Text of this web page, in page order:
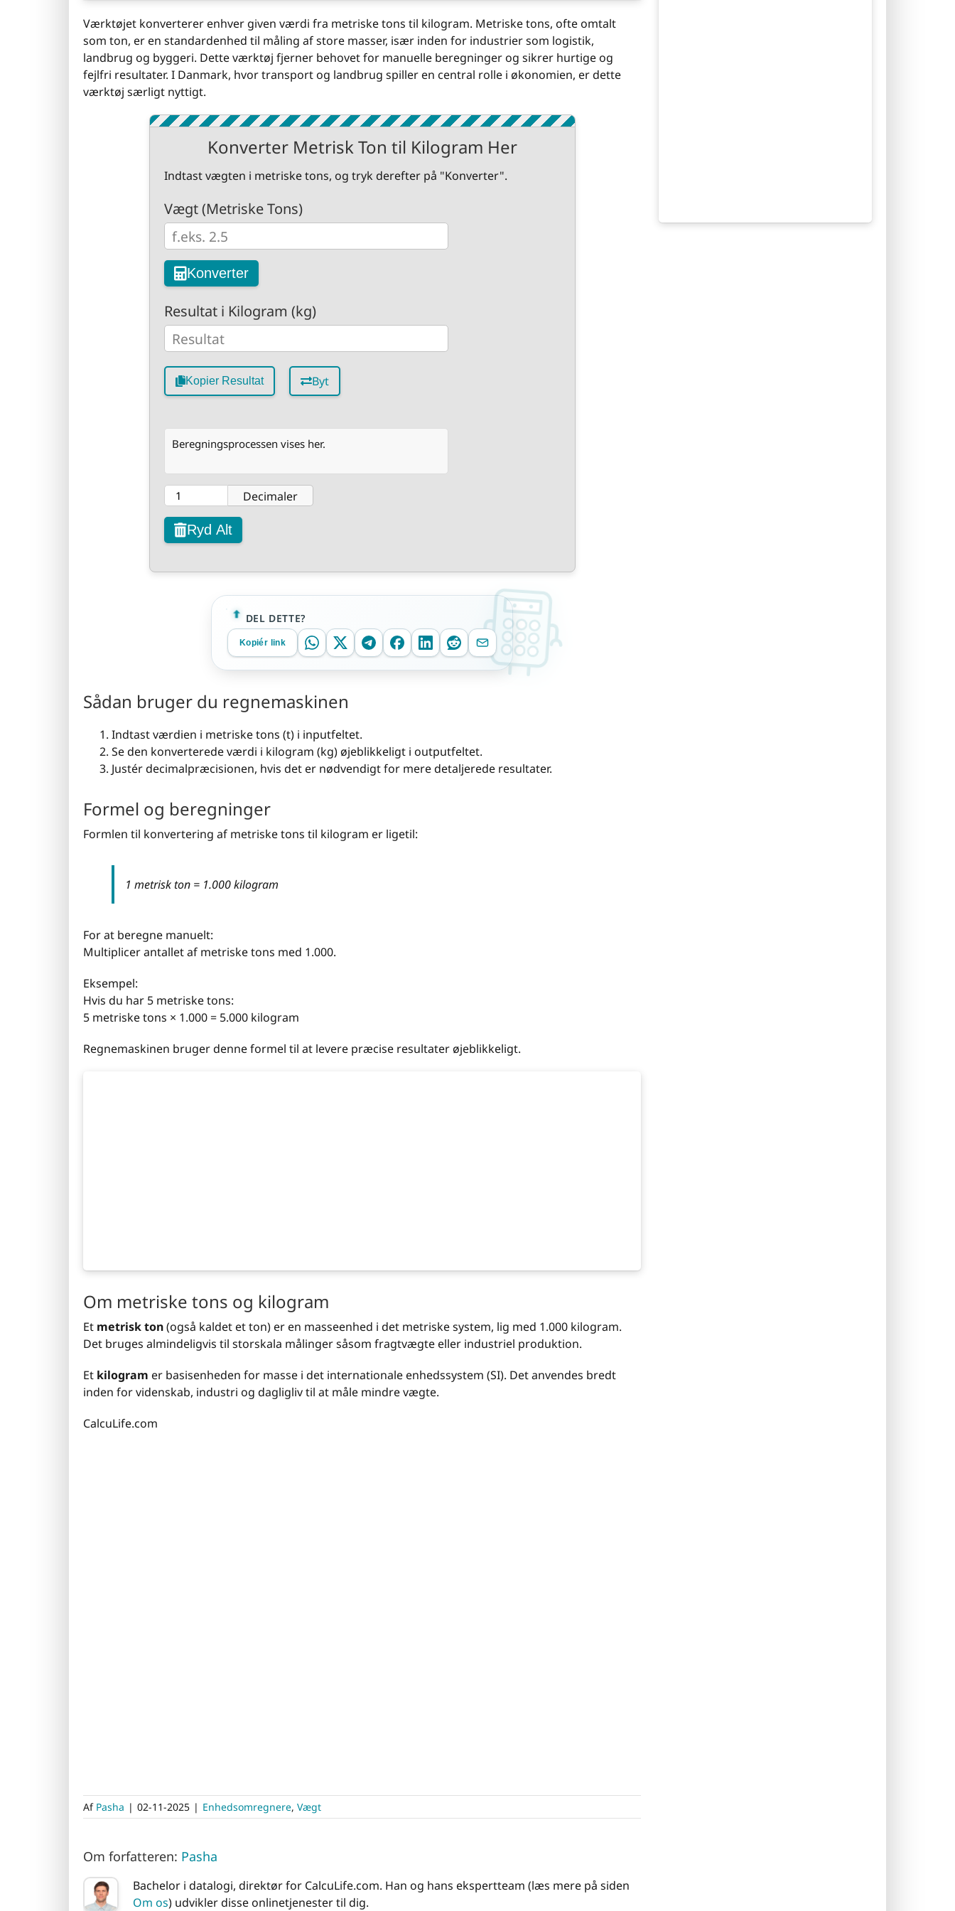
Værktøjet konverterer enhver given værdi fra metriske tons til kilogram. Metriske tons, ofte omtalt
som ton, er en standardenhed til måling af store masser, især inden for industrier som logistik,
landbrug og byggeri. Dette værktøj fjerner behovet for manuelle beregninger og sikrer hurtige og
fejlfri resultater. I Danmark, hvor transport og landbrug spiller en central rolle i økonomien, er dette
værktøj særligt nyttigt.
Konverter Metrisk Ton til Kilogram Her
Indtast vægten i metriske tons, og tryk derefter på "Konverter".
Vægt (Metriske Tons)
Konverter
Resultat i Kilogram (kg)
Kopier Resultat Byt
Beregningsprocessen vises her.
Decimaler
Ryd Alt
DEL DETTE?
Kopiér link
Sådan bruger du regnemaskinen
Indtast værdien i metriske tons (t) i inputfeltet.
Se den konverterede værdi i kilogram (kg) øjeblikkeligt i outputfeltet.
Justér decimalpræcisionen, hvis det er nødvendigt for mere detaljerede resultater.
Formel og beregninger
Formlen til konvertering af metriske tons til kilogram er ligetil:
1 metrisk ton = 1.000 kilogram
For at beregne manuelt:
Multiplicer antallet af metriske tons med 1.000.
Eksempel:
Hvis du har 5 metriske tons:
5 metriske tons × 1.000 = 5.000 kilogram
Regnemaskinen bruger denne formel til at levere præcise resultater øjeblikkeligt.
Om metriske tons og kilogram
Et metrisk ton(også kaldet et ton) er en masseenhed i det metriske system, lig med 1.000 kilogram.
Det bruges almindeligvis til storskala målinger såsom fragtvægte eller industriel produktion.
Et kilogram er basisenheden for masse i det internationale enhedssystem (SI). Det anvendes bredt
inden for videnskab, industri og dagligliv til at måle mindre vægte.
CalcuLife.com
Af Pasha | 02-11-2025 | Enhedsomregnere, Vægt
Om forfatteren: Pasha
Bachelor i datalogi, direktør for CalcuLife.com. Han og hans ekspertteam (læs mere på siden
Om os) udvikler disse onlinetjenester til dig.